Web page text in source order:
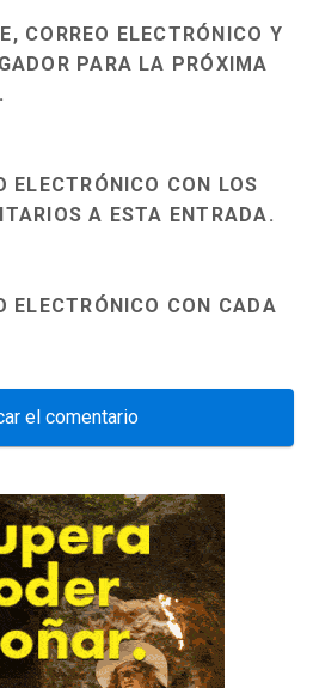
CORREO ELECTRÓNICO Y
PARA LA PRÓXIMA
ELECTRÓNICO CON LOS
A ESTA ENTRADA.
ELECTRÓNICO CON CADA